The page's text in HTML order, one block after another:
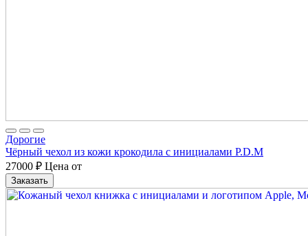
Дорогие
Чёрный чехол из кожи крокодила с инициалами P.D.M
27000 ₽ Цена от
Заказать